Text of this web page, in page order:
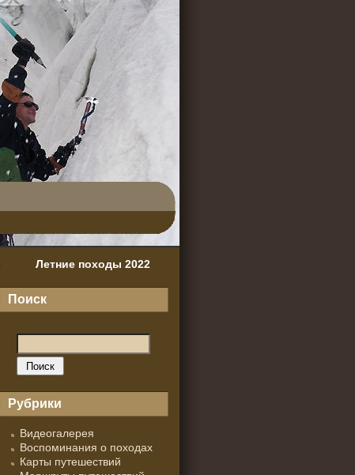
Летние походы 2022
Поиск
Рубрики
Видеогалерея
Воспоминания о походах
Карты путешествий